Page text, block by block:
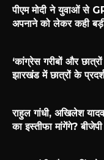
पीएम मोदी ने युवाओं से
अपनाने को लेकर कही
‘कांग्रेस गरीबों और
झारखंड में छात्रों के
राहुल गांधी, अखिलेश
का इस्तीफा मांगेंगे?